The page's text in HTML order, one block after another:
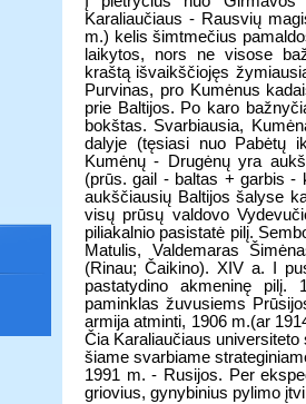
Karaliaučiaus - Rausvių
m.) kelis šimtmečius
laikytos, nors ne visose
kraštą išvaikščiojęs
Purvinas, pro Kumėnus
prie Baltijos. Po karo
bokštas. Svarbiausia,
dalyje (tęsiasi nuo Pabėtų
Kumėnų - Drugėnų yra
(prūs. gail - baltas + garbis -
aukščiausių Baltijos šalyse
visų prūsų valdovo
piliakalnio pasistatė pilį.
Matulis, Valdemaras
(Rinau; Čaikino). XIV a. I
pastatydino akmeninę pilį.
paminklas žuvusiems
armija atminti, 1906 m.(ar
Čia Karaliaučiaus
šiame svarbiame
1991 m. - Rusijos. Per
griovius, gynybinius pylimo